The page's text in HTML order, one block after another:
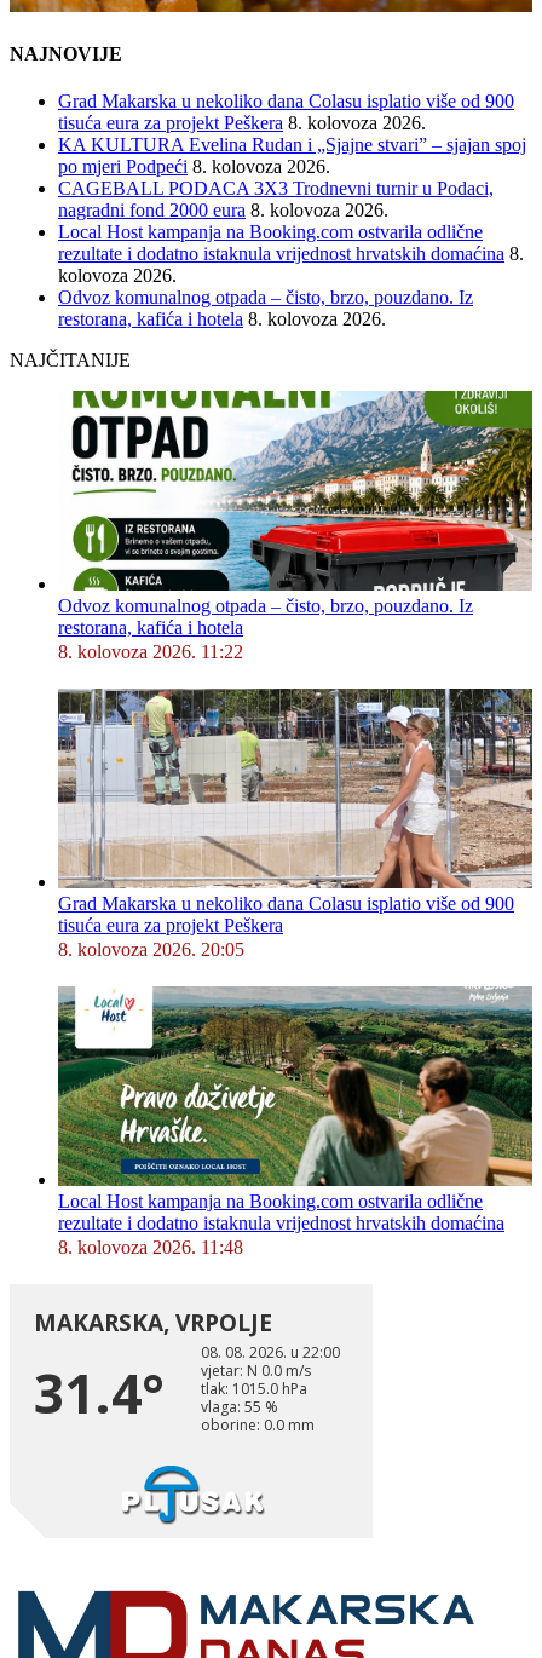
NAJNOVIJE
Grad Makarska u nekoliko dana Colasu isplatio više od 900
tisuća eura za projekt Peškera 8. kolovoza 2026.
KA KULTURA Evelina Rudan i „Sjajne stvari” – sjajan spoj
po mjeri Podpeći 8. kolovoza 2026.
CAGEBALL PODACA 3X3 Trodnevni turnir u Podaci,
nagradni fond 2000 eura 8. kolovoza 2026.
Local Host kampanja na Booking.com ostvarila odlične
rezultate i dodatno istaknula vrijednost hrvatskih domaćina 8.
kolovoza 2026.
Odvoz komunalnog otpada – čisto, brzo, pouzdano. Iz
restorana, kafića i hotela 8. kolovoza 2026.
NAJČITANIJE
Odvoz komunalnog otpada – čisto, brzo, pouzdano. Iz
restorana, kafića i hotela
8. kolovoza 2026. 11:22
Grad Makarska u nekoliko dana Colasu isplatio više od 900
tisuća eura za projekt Peškera
8. kolovoza 2026. 20:05
Local Host kampanja na Booking.com ostvarila odlične
rezultate i dodatno istaknula vrijednost hrvatskih domaćina
8. kolovoza 2026. 11:48